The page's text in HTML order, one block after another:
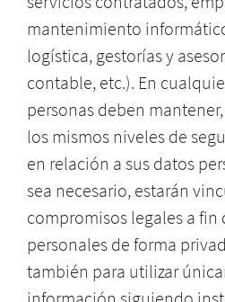
mantenimiento
logística, gestorías y
contable, etc.). En
personas deben
los mismos niveles de
en relación a sus datos
sea necesario, estarán
compromisos legales a fin
personales de forma
también para utilizar